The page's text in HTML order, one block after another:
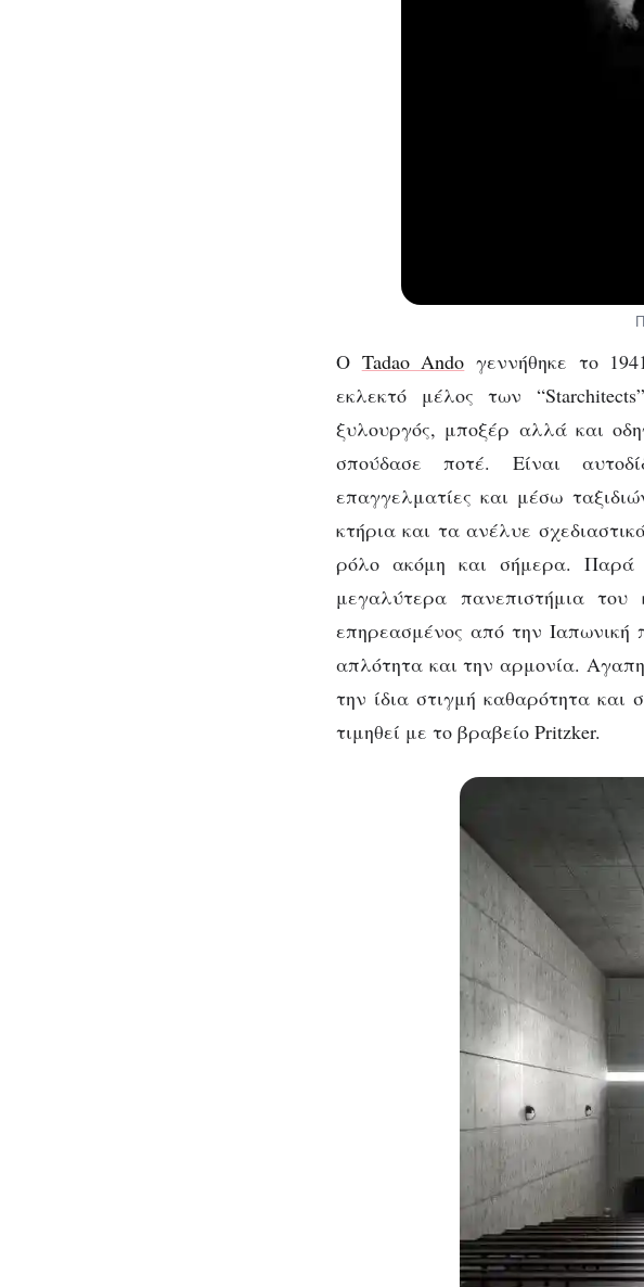
O Tadao Ando γεννήθηκε το
εκλεκτό μέλος των
ξυλουργός, μποξέρ αλλά και
σπούδασε ποτέ. Είναι
επαγγελματίες και μέσω
κτήρια και τα ανέλυε
ρόλο ακόμη και σήμερα. Παρά
μεγαλύτερα πανεπιστήμια
επηρεασμένος από την Ιαπωνική
απλότητα και την αρμονία.
την ίδια στιγμή καθαρότητα και
τιμηθεί με το βραβείο Pritzker.